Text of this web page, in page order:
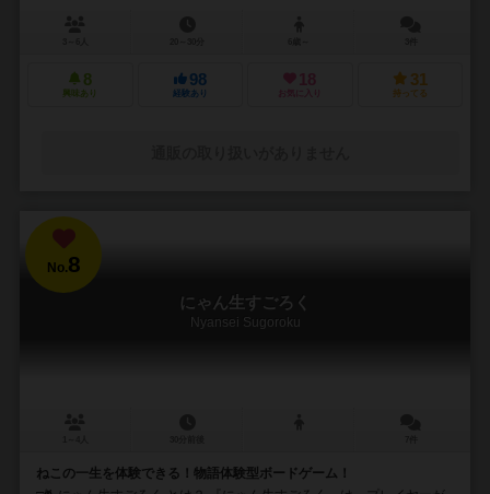
8
興味あり
98
経験あり
18
お気に入り
31
持ってる
No.8
にゃん生すごろく
Nyansei Sugoroku
ねこの一生を体験できる！物語体験型ボードゲーム！